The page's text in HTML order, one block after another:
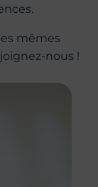
mêmes
nous !